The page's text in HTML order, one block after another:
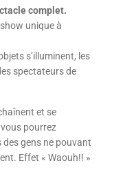
complet.
unique à
s’illuminent, les
spectateurs de
et se
pourrez
des gens ne pouvant
Effet « Waouh!! »